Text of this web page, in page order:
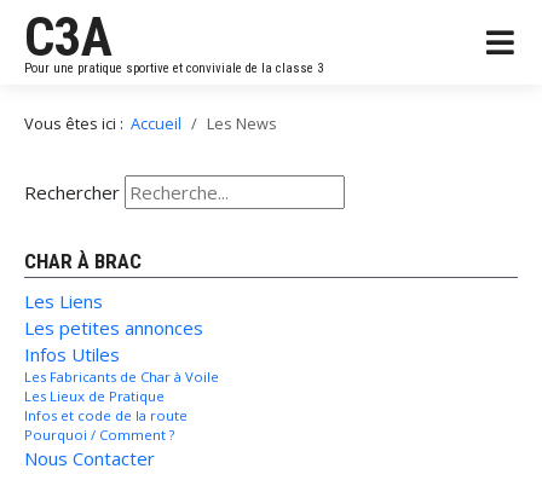
C3A
Pour une pratique sportive et conviviale de la classe 3
Vous êtes ici : Accueil Les News
Rechercher
CHAR À BRAC
Les Liens
Les petites annonces
Infos Utiles
Les Fabricants de Char à Voile
Les Lieux de Pratique
Infos et code de la route
Pourquoi / Comment ?
Nous Contacter